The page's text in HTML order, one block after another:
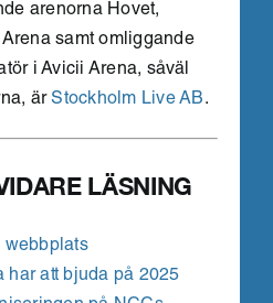
arenorna Hovet,
samt omliggande
i Avicii Arena, såväl
ärStockholm Live AB.
LÄSNING
webbplats
har att bjuda på 2025